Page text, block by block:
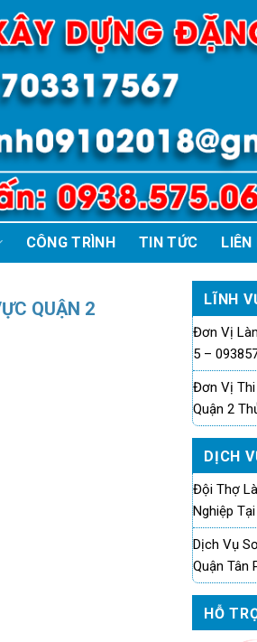
CÔNG TRÌNH TIN TỨC LIÊN
QUẬN 2 LĨNH
Đơn Vị
5 –
Đơn Vị Thi
Quận 2
DỊCH
Đội Thợ
Nghiệp
Dịch Vụ
Quận Tân
HỖ